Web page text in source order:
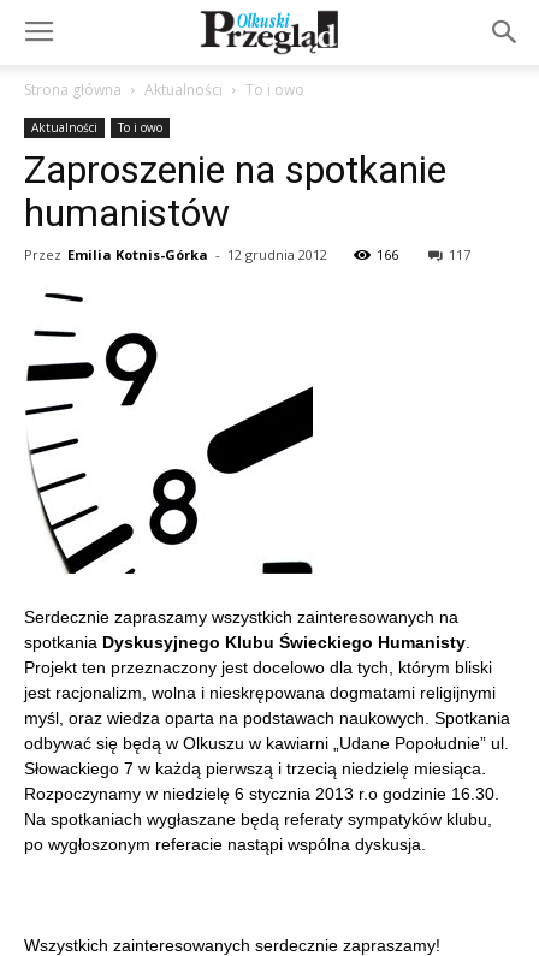
Strona główna Aktualności To i owo
Aktualności To i owo
Zaproszenie na spotkanie
humanistów
Przez Emilia Kotnis-Górka - 12 grudnia 2012 166 117
Serdecznie zapraszamy wszystkich zainteresowanych na
spotkania Dyskusyjnego Klubu Świeckiego Humanisty
Projekt ten przeznaczony jest docelowo dla tych, którym bliski
jest racjonalizm, wolna i nieskrępowana dogmatami religijnymi
myśl, oraz wiedza oparta na podstawach naukowych. Spotkania
odbywać się będą w Olkuszu w kawiarni „Udane Popołudnie” ul.
Słowackiego 7 w każdą pierwszą i trzecią niedzielę miesiąca.
Rozpoczynamy w niedzielę 6 stycznia 2013 r.o godzinie 16.30.
Na spotkaniach wygłaszane będą referaty sympatyków klubu,
po wygłoszonym referacie nastąpi wspólna dyskusja.
Wszystkich zainteresowanych serdecznie zapraszamy!